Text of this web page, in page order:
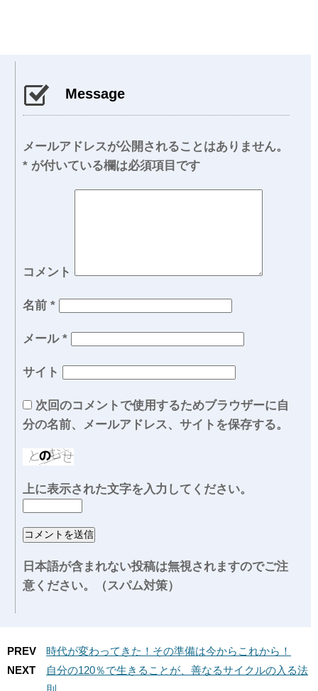
Message
メールアドレスが公開されることはありません。
* が付いている欄は必須項目です
コメント
名前 *
メール *
サイト
次回のコメントで使用するためブラウザーに自
分の名前、メールアドレス、サイトを保存する。
上に表示された文字を入力してください。
日本語が含まれない投稿は無視されますのでご注
意ください。（スパム対策）
PREV
時代が変わってきた！その準備は今からこれから！
NEXT
自分の120％で生きることが、善なるサイクルの入る法